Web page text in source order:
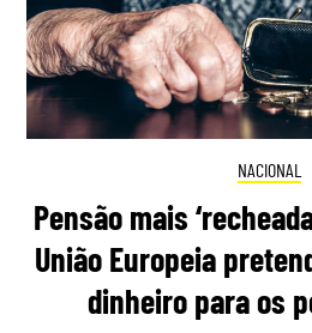
NACIONAL
Pensão mais
União Europeia
dinheiro para os